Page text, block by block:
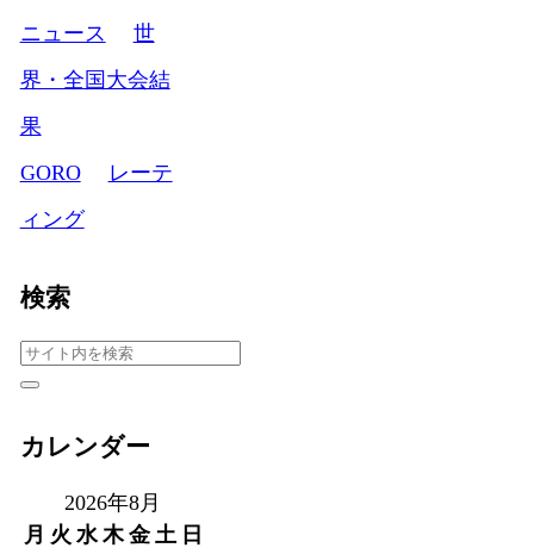
ニュース
世
界・全国大会結
果
GORO
レーテ
ィング
検索
カレンダー
2026年8月
月 火 水 木 金 土 日